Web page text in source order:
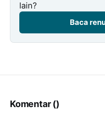
lain?
Baca
Komentar ()